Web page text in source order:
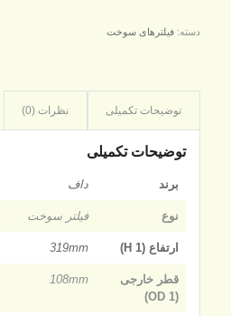
دسته: فیلترهای سوخت
توضیحات تکمیلی نظرات (0)
توضیحات تکمیلی
برند داف
نوع فیلتر سوخت
ارتفاع (H 1) 319mm
قطر خارجی
(OD 1)
108mm